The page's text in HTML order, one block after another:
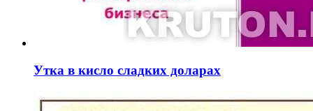
Утка в кисло сладких доларах